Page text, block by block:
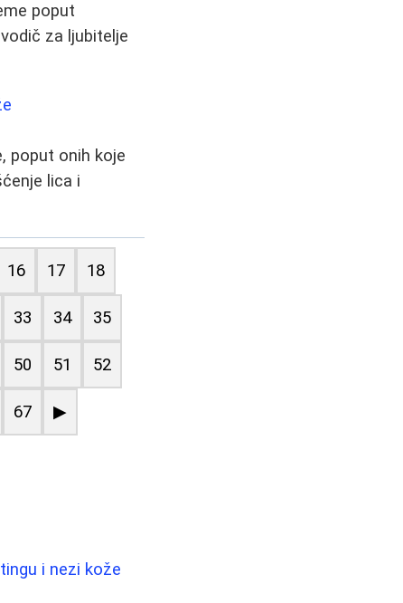
poput
za ljubitelje
poput onih koje
lica i
16 17 18
33 34 35
50 51 52
67 ▶
i nezi kože